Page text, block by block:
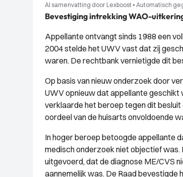
AI samenvatting door Lexboost • Automatisch
Bevestiging intrekking WAO-
Appellante ontvangt sinds 1988 een
2004 stelde het UWV vast dat zij
waren. De rechtbank vernietigde dit
Op basis van nieuw onderzoek door
UWV opnieuw dat appellante
verklaarde het beroep tegen dit
oordeel van de huisarts onvoldoende
In hoger beroep betoogde appellante
medisch onderzoek niet objectief
uitgevoerd, dat de diagnose ME/CVS
aannemelijk was. De Raad